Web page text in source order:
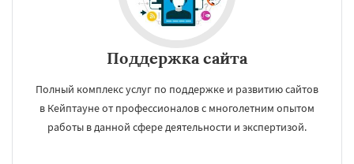
Поддержка сайта
Полный комплекс услуг по поддержке и развитию сайтов
в Кейптауне от профессионалов с многолетним опытом
работы в данной сфере деятельности и экспертизой.